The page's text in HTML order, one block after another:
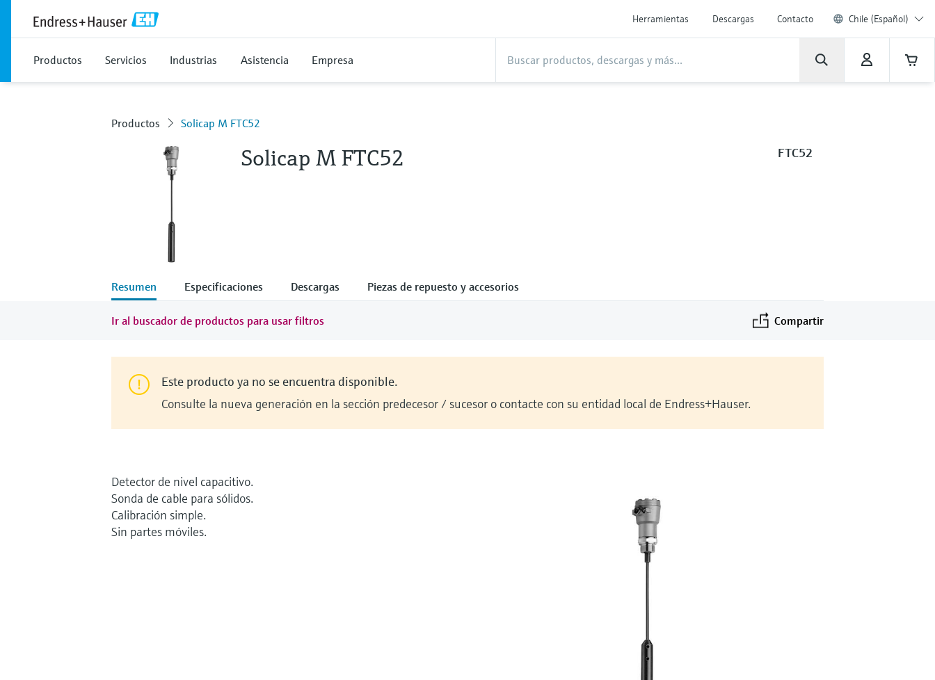
Herramientas Descargas Contacto Chile (Español)
Productos Servicios Industrias Asistencia Empresa
Productos Solicap M FTC52
Solicap M FTC52 FTC52
Resumen Especificaciones Descargas Piezas de repuesto y accesorios
Ir al buscador de productos para usar filtros Compartir
Este producto ya no se encuentra disponible.
Consulte la nueva generación en la sección predecesor / sucesor o contacte con su entidad local de Endress+Hauser.
Detector de nivel capacitivo.
Sonda de cable para sólidos.
Calibración simple.
Sin partes móviles.